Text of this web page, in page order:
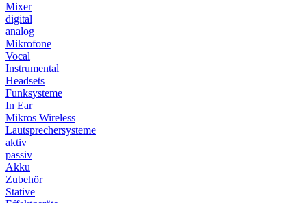
Mixer
digital
analog
Mikrofone
Vocal
Instrumental
Headsets
Funksysteme
In Ear
Mikros Wireless
Lautsprechersysteme
aktiv
passiv
Akku
Zubehör
Stative